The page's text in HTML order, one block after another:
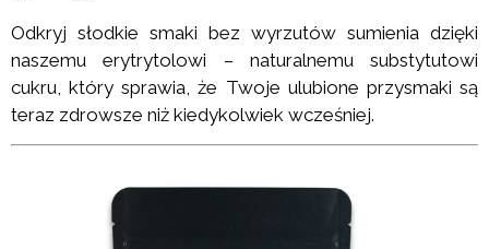
Odkryj słodkie smaki bez wyrzutów sumienia dzięki
naszemu erytrytolowi – naturalnemu substytutowi
cukru, który sprawia, że Twoje ulubione przysmaki są
teraz zdrowsze niż kiedykolwiek wcześniej.